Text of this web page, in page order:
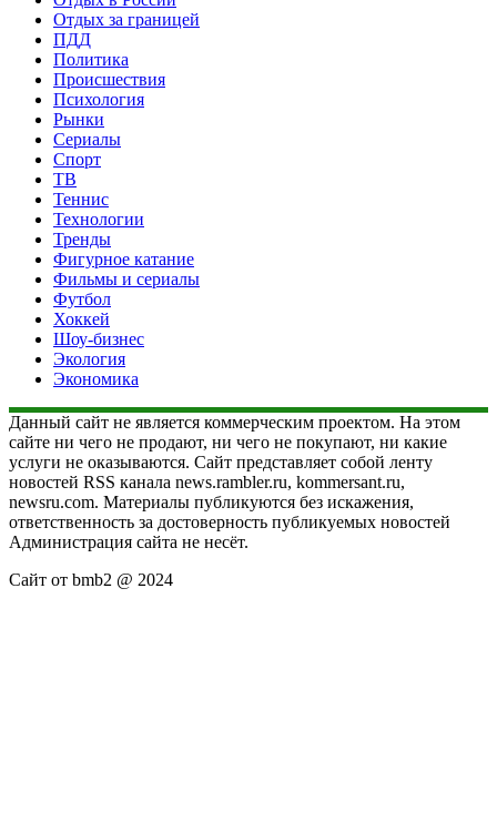
Отдых за границей
ПДД
Политика
Происшествия
Психология
Рынки
Сериалы
Спорт
ТВ
Теннис
Технологии
Тренды
Фигурное катание
Фильмы и сериалы
Футбол
Хоккей
Шоу-бизнес
Экология
Экономика
Данный сайт не является коммерческим проектом. На этом
сайте ни чего не продают, ни чего не покупают, ни какие
услуги не оказываются. Сайт представляет собой ленту
новостей RSS канала news.rambler.ru, kommersant.ru,
newsru.com. Материалы публикуются без искажения,
ответственность за достоверность публикуемых новостей
Администрация сайта не несёт.
Сайт от bmb2 @ 2024